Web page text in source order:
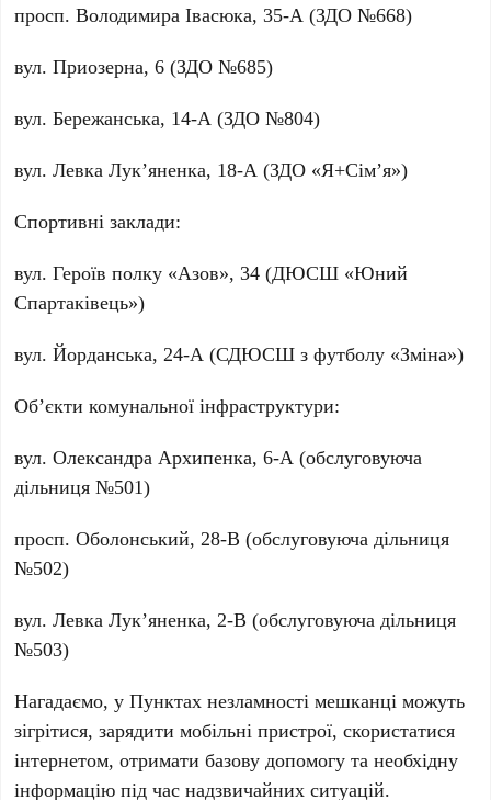
просп.Володимира Івасюка, 35-А (ЗДО №668)
вул.Приозерна, 6 (ЗДО №685)
вул.Бережанська, 14-А (ЗДО №804)
вул.Левка Лук’яненка, 18-А (ЗДО «Я+Сім’я»)
Спортивні заклади:
вул.Героїв полку «Азов», 34 (ДЮСШ «Юний
Спартаківець»)
вул.Йорданська, 24-А (СДЮСШ з футболу «Зміна»)
Об’єкти комунальної інфраструктури:
вул.Олександра Архипенка, 6-А (обслуговуюча
дільниця №501)
просп.Оболонський, 28-В (обслуговуюча дільниця
№502)
вул.Левка Лук’яненка, 2-В (обслуговуюча дільниця
№503)
Нагадаємо, уПунктах незламності мешканці можуть
зігрітися, зарядити мобільні пристрої, скористатися
інтернетом, отримати базову допомогу та необхідну
інформацію під час надзвичайних ситуацій.